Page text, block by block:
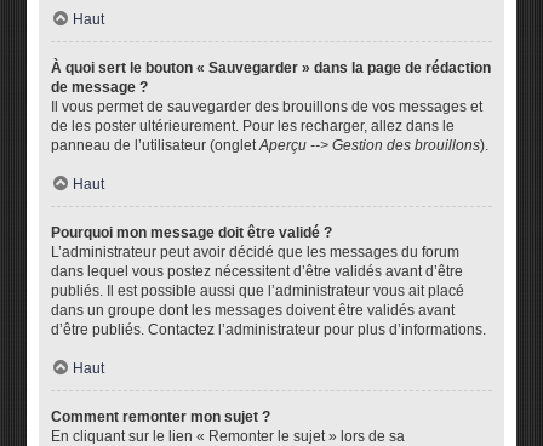
Haut
À quoi sert le bouton « Sauvegarder » dans la page de rédaction
de message ?
Il vous permet de sauvegarder des brouillons de vos messages et
de les poster ultérieurement. Pour les recharger, allez dans le
panneau de l’utilisateur (ongletAperçu --> Gestion des brouillons).
Haut
Pourquoi mon message doit être validé ?
L’administrateur peut avoir décidé que les messages du forum
dans lequel vous postez nécessitent d’être validés avant d’être
publiés. Il est possible aussi que l’administrateur vous ait placé
dans un groupe dont les messages doivent être validés avant
d’être publiés. Contactez l’administrateur pour plus d’informations.
Haut
Comment remonter mon sujet ?
En cliquant sur le lien « Remonter le sujet » lors de sa